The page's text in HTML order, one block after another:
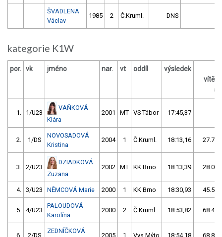
ŠVADLENA
Václav
1985 2 Č.Kruml. DNS
kategorie K1W
por. vk jméno nar. vt oddíl výsledek
s
1. 1/U23
VAŇKOVÁ
Klára
2001 MT VS Tábor 17:45,37
2. 1/DS
NOVOSADOVÁ
Kristina
2004 1 Č.Kruml. 18:13,16 27.79/
3. 2/U23
DZIADKOVÁ
Zuzana
2002 MT KK Brno 18:13,39 28.02/
4. 3/U23 NĚMCOVÁ Marie 2000 1 KK Brno 18:30,93 45.56/
5. 4/U23
PALOUDOVÁ
Karolína
2000 2 Č.Kruml. 18:53,82 68.45/
6. 2/DS
ZEDNÍČKOVÁ
2005 1 Vys.Mýto 18:54,18 68.81/